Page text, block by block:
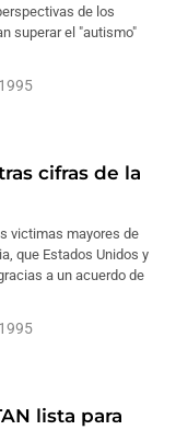
de los
superar el "autismo"
cifras de la
victimas mayores de
que Estados Unidos y
a un acuerdo de
lista para